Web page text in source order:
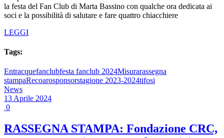
la festa del Fan Club di Marta Bassino con qualche ora dedicata ai
soci e la possibilità di salutare e fare quattro chiacchiere
LEGGI
Tags:
Entracquefanclubfesta fanclub 2024Misurarassegna
stampaRecoarosponsorstagione 2023-2024tifosi
News
13 Aprile 2024
0
RASSEGNA STAMPA: Fondazione CRC,